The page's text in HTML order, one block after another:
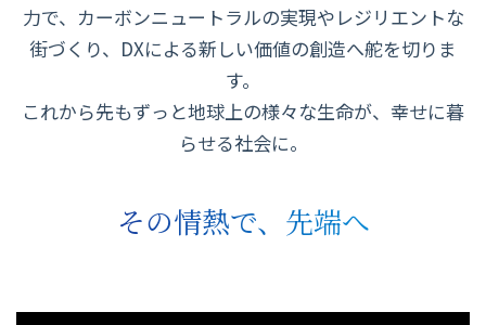
力で、カーボンニュートラルの実現やレジリエントな
街づくり、DXによる新しい価値の創造へ舵を切りま
す。
これから先もずっと地球上の様々な生命が、幸せに暮
らせる社会に。
その情熱で、先端へ